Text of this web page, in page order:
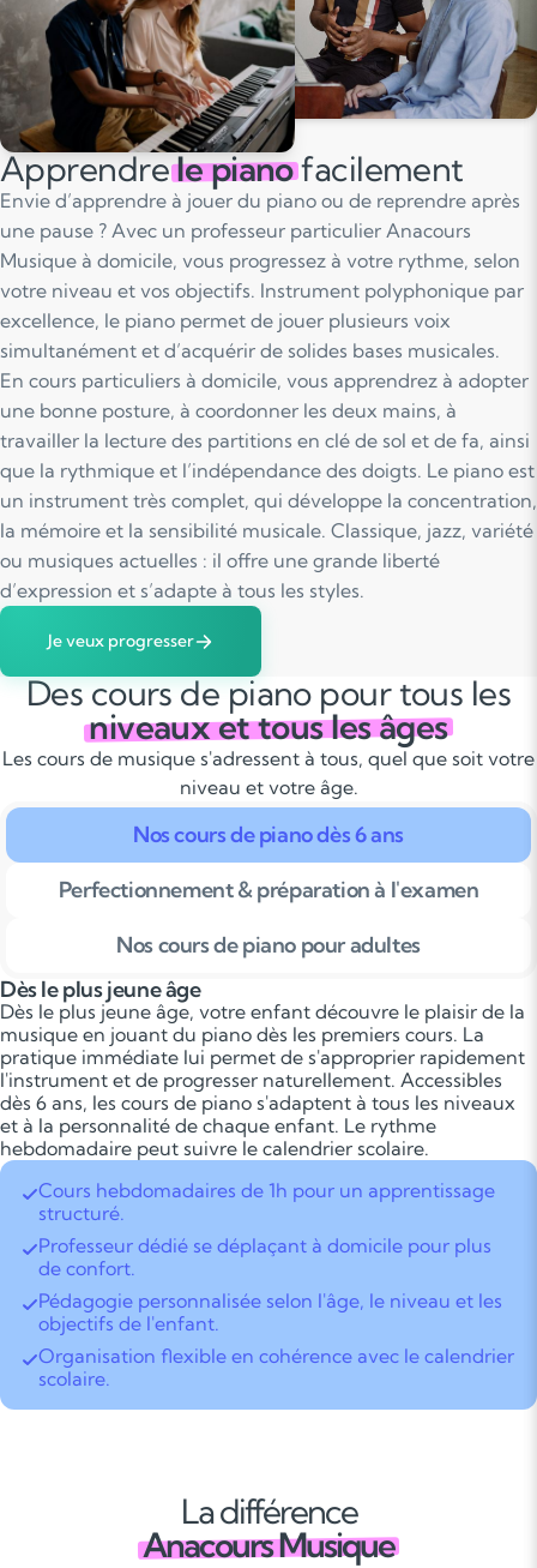
Apprendrele pianofacilement
Envie d’apprendre à jouer du piano ou de reprendre après
une pause ? Avec un professeur particulier Anacours
Musique à domicile, vous progressez à votre rythme, selon
votre niveau et vos objectifs. Instrument polyphonique par
excellence, le piano permet de jouer plusieurs voix
simultanément et d’acquérir de solides bases musicales.
En cours particuliers à domicile, vous apprendrez à adopter
une bonne posture, à coordonner les deux mains, à
travailler la lecture des partitions en clé de sol et de fa, ainsi
que la rythmique et l’indépendance des doigts. Le piano est
un instrument très complet, qui développe la concentration,
la mémoire et la sensibilité musicale. Classique, jazz, variété
ou musiques actuelles : il offre une grande liberté
d’expression et s’adapte à tous les styles.
Je veux progresser
Des cours de piano pour tous les
niveaux et tous les âges
Les cours de musique s'adressent à tous, quel que soit votre
niveau et votre âge.
Nos cours de piano dès 6 ans
Perfectionnement & préparation à l'examen
Nos cours de piano pour adultes
Dès le plus jeune âge
Dès le plus jeune âge, votre enfant découvre le plaisir de la
musique en jouant du piano dès les premiers cours. La
pratique immédiate lui permet de s'approprier rapidement
l'instrument et de progresser naturellement. Accessibles
dès 6 ans, les cours de piano s'adaptent à tous les niveaux
et à la personnalité de chaque enfant. Le rythme
hebdomadaire peut suivre le calendrier scolaire.
Cours hebdomadaires de 1h pour un apprentissage
structuré.
Professeur dédié se déplaçant à domicile pour plus
de confort.
Pédagogie personnalisée selon l'âge, le niveau et les
objectifs de l'enfant.
Organisation flexible en cohérence avec le calendrier
scolaire.
La différence
Anacours Musique